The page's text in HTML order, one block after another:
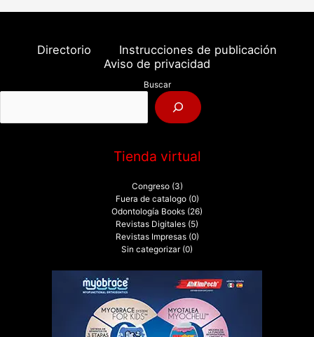
s
o
:
Directorio
Instrucciones de publicación
Aviso de privacidad
Buscar
Tienda virtual
Congreso (3)
Fuera de catalogo (0)
Odontología Books (26)
Revistas Digitales (5)
Revistas Impresas (0)
Sin categorizar (0)